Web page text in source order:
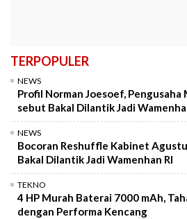
TERPOPULER
NEWS
Profil Norman Joesoef,
sebut Bakal Dilantik Jadi
NEWS
Bocoran Reshuffle Kabinet
Bakal Dilantik Jadi Wamenhan RI
TEKNO
4 HP Murah Baterai 7000 mAh,
dengan Performa Kencang